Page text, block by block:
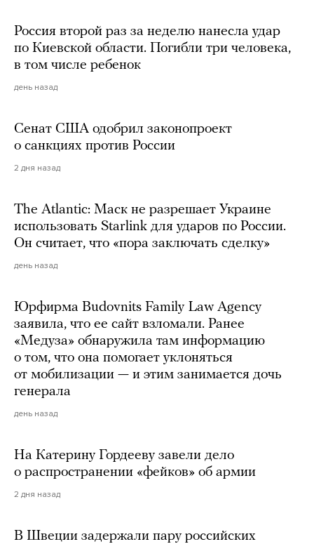
Россия второй раз за неделю нанесла удар
по Киевской области. Погибли три человека,
в том числе ребенок
день назад
Сенат США одобрил законопроект
о санкциях против России
2 дня назад
The Atlantic: Маск не разрешает Украине
использовать Starlink для ударов по России.
Он считает, что «пора заключать сделку»
день назад
Юрфирма Budovnits Family Law Agency
заявила, что ее сайт взломали. Ранее
«Медуза» обнаружила там информацию
о том, что она помогает уклоняться
от мобилизации — и этим занимается дочь
генерала
день назад
На Катерину Гордееву завели дело
о распространении «фейков» об армии
2 дня назад
В Швеции задержали пару российских